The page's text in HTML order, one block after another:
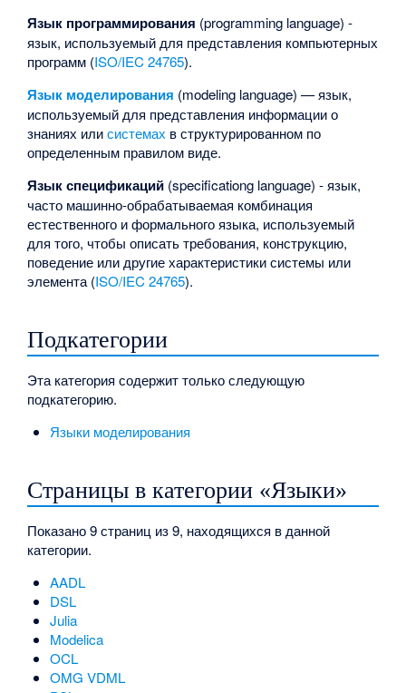
Язык программирования (programming language) -
язык, используемый для представления компьютерных
программ (ISO/IEC 24765).
Язык моделирования (modeling language) — язык,
используемый для представления информации о
знаниях илисистемах в структурированном по
определенным правилом виде.
Язык спецификаций (specificationg language) - язык,
часто машинно-обрабатываемая комбинация
естественного и формального языка, используемый
для того, чтобы описать требования, конструкцию,
поведение или другие характеристики системы или
элемента (ISO/IEC 24765).
Подкатегории
Эта категория содержит только следующую
подкатегорию.
Языки моделирования
Страницы в категории «Языки»
Показано 9 страниц из 9, находящихся в данной
категории.
AADL
DSL
Julia
Modelica
OCL
OMG VDML